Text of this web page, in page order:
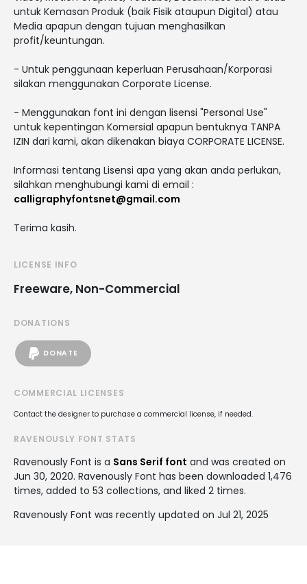
untuk Kemasan Produk (baik Fisik ataupun Digital) atau
Media apapun dengan tujuan menghasilkan
profit/keuntungan.
- Untuk penggunaan keperluan Perusahaan/Korporasi
silakan menggunakan Corporate License.
- Menggunakan font ini dengan lisensi "Personal Use"
untuk kepentingan Komersial apapun bentuknya TANPA
IZIN dari kami, akan dikenakan biaya CORPORATE LICENSE.
Informasi tentang Lisensi apa yang akan anda perlukan,
silahkan menghubungi kami di email :
calligraphyfontsnet@gmail.com
Terima kasih.
LICENSE INFO
Freeware, Non-Commercial
DONATIONS
DONATE
COMMERCIAL LICENSES
Contact the designer to purchase a commercial license, if needed.
RAVENOUSLY FONT STATS
Ravenously Font is a Sans Serif font and was created on
Jun 30, 2020. Ravenously Font has been downloaded 1,476
times, added to 53 collections, and liked 2 times.
Ravenously Font was recently updated on Jul 21, 2025